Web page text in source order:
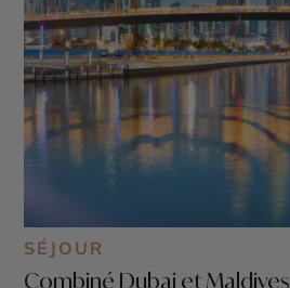
SÉJOUR
Combiné Dubai et Maldives